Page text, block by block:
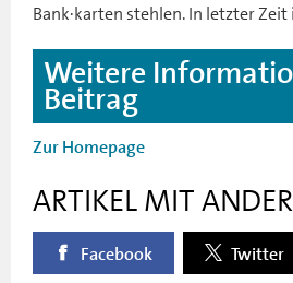
Bank·karten stehlen. In letzter
Weitere
Beitrag
Zur Homepage
ARTIKEL MIT
Facebook Twitter